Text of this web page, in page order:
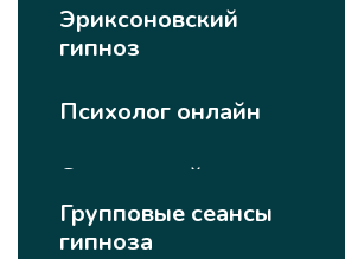
Эриксоновский
гипноз
Психолог онлайн
Спортивный психолог
Групповые сеансы
гипноза